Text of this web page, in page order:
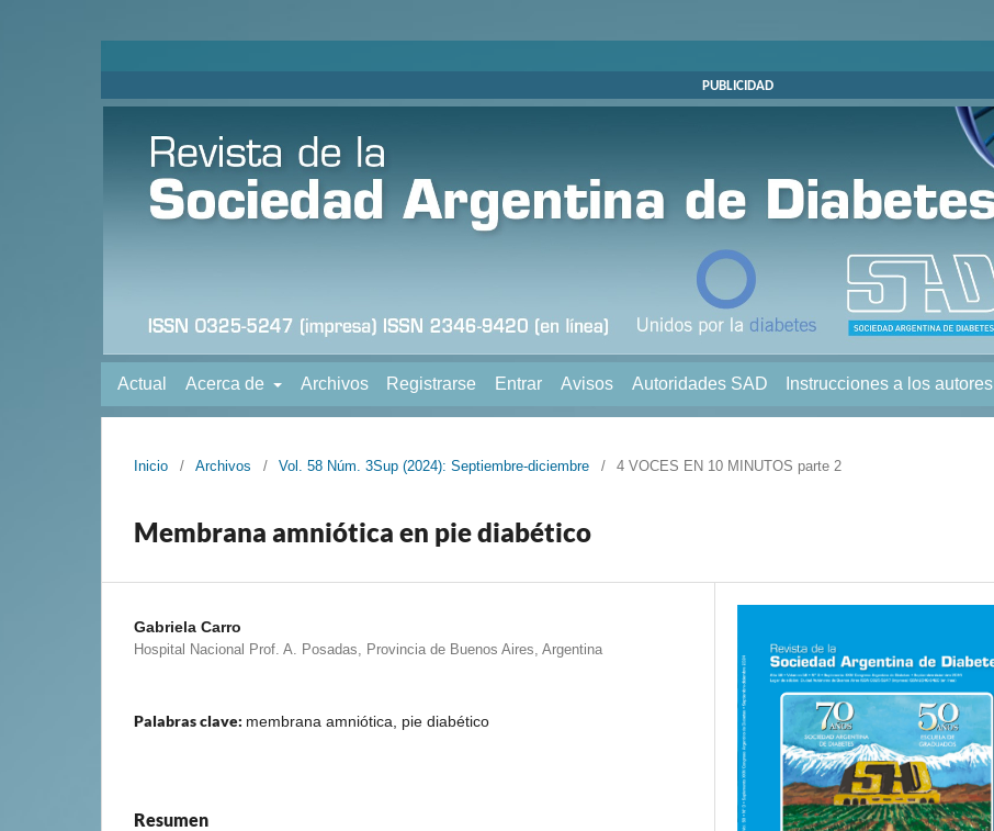
PUBLICIDAD
Actual Acerca de Archivos Registrarse Entrar Avisos Autoridades SAD Instrucciones a los autores
Inicio / Archivos / Vol. 58 Núm. 3Sup (2024): Septiembre-diciembre / 4 VOCES EN 10 MINUTOS parte 2
Membrana amniótica en pie diabético
Gabriela Carro
Hospital Nacional Prof. A. Posadas, Provincia de Buenos Aires, Argentina
Palabras clave: membrana amniótica, pie diabético
Resumen